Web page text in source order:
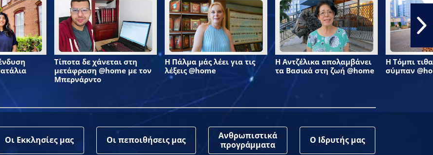
Τίποτα δε χάνεται στη
μετάφραση @home με τον
Μπερνάρντο
Η Πάλμα μάς λέει για τις
λέξεις @home
Η Αντζέλικα απολαμβάνει
τα Βασικά στη ζωή @home
Η Τόμπι
σύμπαν
Οι Εκκλησίες μας Οι πεποιθήσεις μας
Ανθρωπιστικά
προγράμματα
Ο Ιδρυτής μας